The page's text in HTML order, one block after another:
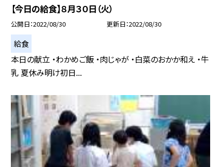
【今日の給食】８月３０日（火）
公開日 2022/08/30 更新日 2022/08/30
給食
本日の献立 ・わかめご飯 ・肉じゃが ・白菜のおかか和え ・牛
乳 夏休み明け初日...